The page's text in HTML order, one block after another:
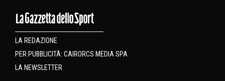
LA REDAZIONE
PER PUBBLICITÀ: CAIRORCS MEDIA SPA
LA NEWSLETTER